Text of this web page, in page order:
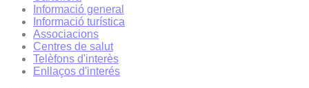
Informació general
Informació turística
Associacions
Centres de salut
Telèfons d'interès
Enllaços d'interés